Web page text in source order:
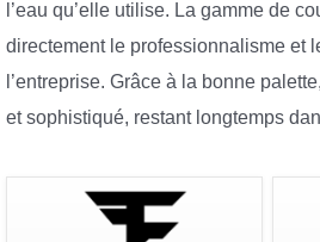
l’eau qu’elle utilise. La gamme de
directement le professionnalisme et
l’entreprise. Grâce à la bonne
et sophistiqué, restant longtemps